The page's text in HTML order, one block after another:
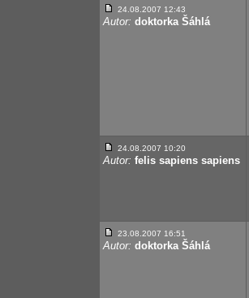
24.08.2007 12:43
Autor: doktorka Šáhlá
24.08.2007 10:20
Autor: felis sapiens sapiens
23.08.2007 16:51
Autor: doktorka Šáhlá